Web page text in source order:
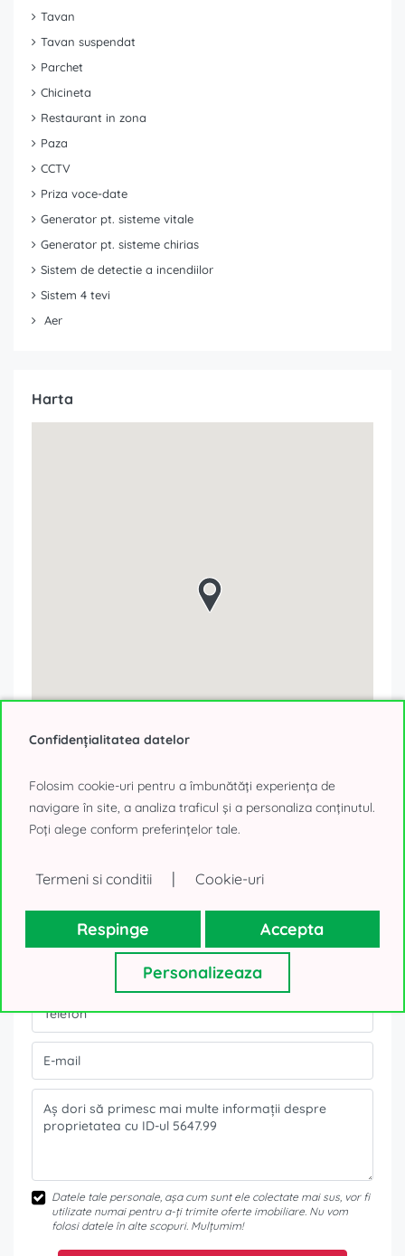
Tavan
Tavan suspendat
Parchet
Chicineta
Restaurant in zona
Paza
CCTV
Priza voce-date
Generator pt. sisteme vitale
Generator pt. sisteme chirias
Sistem de detectie a incendiilor
Sistem 4 tevi
Aer
Harta
Ești interesat de această ofertă?
Datele tale personale, așa cum sunt ele colectate mai sus, vor fi
utilizate numai pentru a-ți trimite oferte imobiliare. Nu vom
folosi datele în alte scopuri. Mulțumim!
Confidențialitatea datelor
Folosim cookie-uri pentru a îmbunătăți experiența de
navigare în site, a analiza traficul și a personaliza conținutul.
Poți alege conform preferințelor tale.
Termeni si conditii | Cookie-uri
Respinge Accepta
Personalizeaza